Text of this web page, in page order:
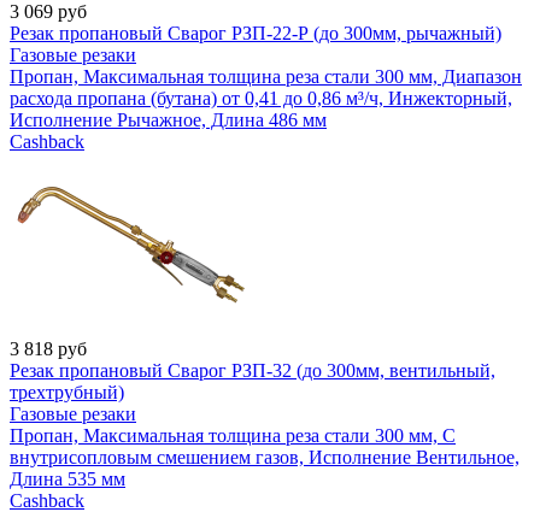
3 069 руб
Резак пропановый Сварог РЗП-22-Р (до 300мм, рычажный)
Газовые резаки
Пропан, Максимальная толщина реза стали 300 мм, Диапазон
расхода пропана (бутана) от 0,41 до 0,86 м³/ч, Инжекторный,
Исполнение Рычажное, Длина 486 мм
Cashback
3 818 руб
Резак пропановый Сварог РЗП-32 (до 300мм, вентильный,
трехтрубный)
Газовые резаки
Пропан, Максимальная толщина реза стали 300 мм, С
внутрисопловым смешением газов, Исполнение Вентильное,
Длина 535 мм
Cashback